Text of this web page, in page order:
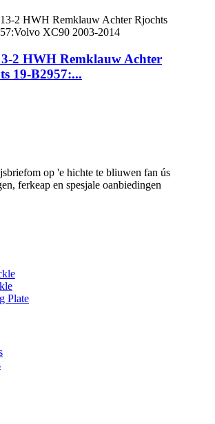
2 HWH Remklauw Achter
19-B2957:...
om op 'e hichte te bliuwen fan ús
ferkeap en spesjale oanbiedingen
Plate